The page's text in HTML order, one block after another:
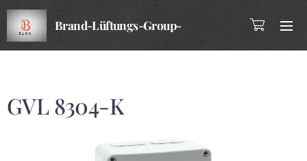
Brand-Lüftungs-Group-
GVL 8304-K